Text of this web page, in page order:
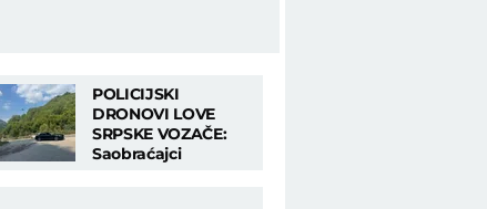
POLICIJSKI
DRONOVI LOVE
SRPSKE VOZAČE:
Saobraćajci